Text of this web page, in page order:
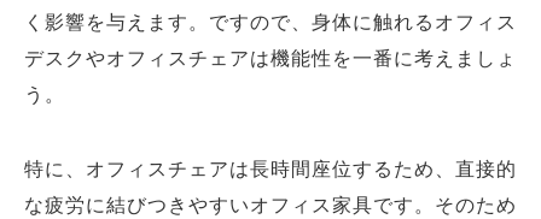
く影響を与えます。ですので、身体に触れるオフィス
デスクやオフィスチェアは機能性を一番に考えましょ
う。
特に、オフィスチェアは長時間座位するため、直接的
な疲労に結びつきやすいオフィス家具です。そのため